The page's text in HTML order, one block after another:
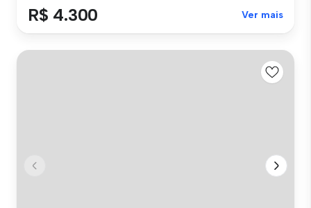
R$ 4.300 Ver mais